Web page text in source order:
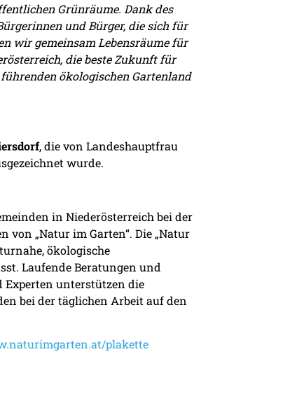
Grünräume. Dank des
und Bürger, die sich für
wir gemeinsam Lebensräume für
die beste Zukunft für
ökologischen Gartenland
, die von Landeshauptfrau
wurde.
in Niederösterreich bei der
„Natur im Garten“. Die „Natur
ökologische
Laufende Beratungen und
Experten unterstützen die
bei der täglichen Arbeit auf den
.naturimgarten.at/plakette